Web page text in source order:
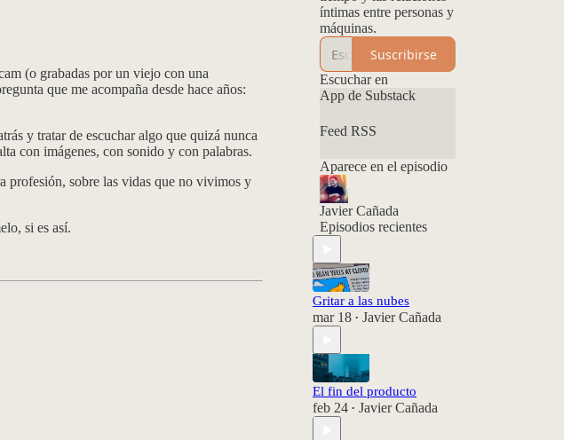
(o grabadas por un viejo con una
que me acompaña desde hace años:
y tratar de escuchar algo que quizá nunca
con imágenes, con sonido y con palabras.
profesión, sobre las vidas que no vivimos y
si es así.
íntimas entre personas y
máquinas.
Suscribirse
Escuchar en
App de Substack
Feed RSS
Aparece en el episodio
Javier Cañada
Episodios recientes
Gritar a las nubes
mar 18 • Javier Cañada
El fin del producto
feb 24 • Javier Cañada